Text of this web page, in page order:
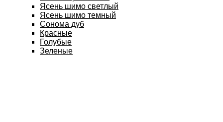
Ясень шимо светлый
Ясень шимо темный
Сонома дуб
Красные
Голубые
Зеленые